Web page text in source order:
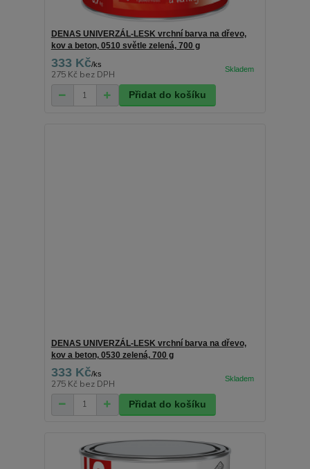
DENAS UNIVERZÁL-LESK vrchní barva na dřevo,
kov a beton, 0510 světle zelená, 700 g
333 Kč/ks
275 Kč bez DPH
Přidat do košíku
DENAS UNIVERZÁL-LESK vrchní barva na dřevo,
kov a beton, 0530 zelená, 700 g
333 Kč/ks
275 Kč bez DPH
Přidat do košíku